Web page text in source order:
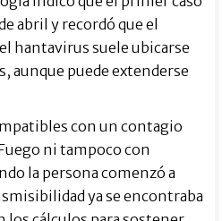
abril y recordó que el
hantavirus suele ubicarse
aunque puede extenderse
con un contagio
ni tampoco con
la persona comenzó a
ya se encontraba